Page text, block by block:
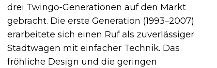
drei Twingo-Generationen auf den Markt
gebracht. Die erste Generation (1993–2007)
erarbeitete sich einen Ruf als zuverlässiger
Stadtwagen mit einfacher Technik. Das
fröhliche Design und die geringen